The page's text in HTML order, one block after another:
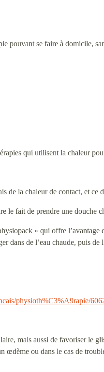
pouvant se faire à domicile,
qui utilisent la chaleur
de la chaleur de contact, et ce
le fait de prendre une douche
» qui offre
dans de l’eau chaude, puis
physioth%C3%A9rapie/
mais aussi de favoriser le
œdème ou dans le cas de